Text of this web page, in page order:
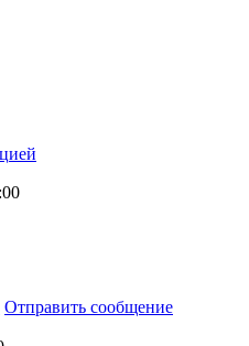
цией
Отправить сообщение